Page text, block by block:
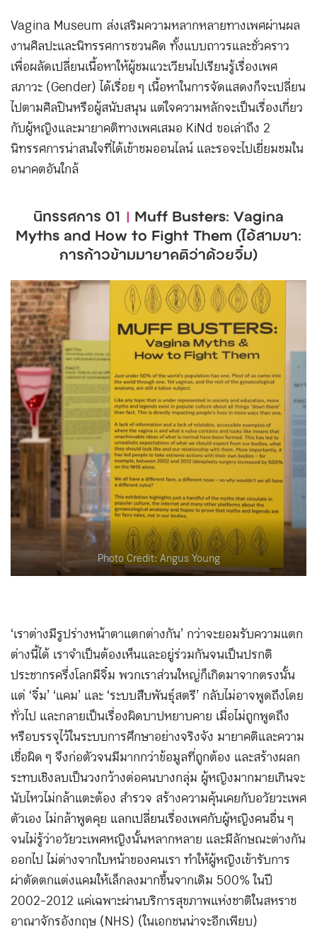
Vagina Museum ส่งเสริมความหลากหลายทางเพศผ่านผล
งานศิลปะและนิทรรศการชวนคิด ทั้งแบบถาวรและชั่วคราว
เพื่อผลัดเปลี่ยนเนื้อหาให้ผู้ชมแวะเวียนไปเรียนรู้เรื่องเพศ
สภาวะ (Gender) ได้เรื่อย ๆ เนื้อหาในการจัดแสดงก็จะเปลี่ยน
ไปตามศิลปินหรือผู้สนับสนุน แต่ใจความหลักจะเป็นเรื่องเกี่ยว
กับผู้หญิงและมายาคติทางเพศเสมอ KiNd ขอเล่าถึง 2
นิทรรศการน่าสนใจที่ได้เข้าชมออนไลน์ และรอจะไปเยี่ยมชมใน
อนาคตอันใกล้
นิทรรศการ 01
Muff Busters: Vagina
Myths and How to Fight Them (ไอ้สามขา:
การก้าวข้ามมายาคติว่าด้วยจิ๋ม)
Photo Credit: Angus Young
‘เราต่างมีรูปร่างหน้าตาแตกต่างกัน’ กว่าจะยอมรับความแตก
ต่างนี้ได้ เราจำเป็นต้องเห็นและอยู่ร่วมกันจนเป็นปรกติ
ประชากรครึ่งโลกมีจิ๋ม พวกเราส่วนใหญ่ก็เกิดมาจากตรงนั้น
แต่ ‘จิ๋ม’ ‘แคม’ และ ‘ระบบสืบพันธุ์สตรี’ กลับไม่อาจพูดถึงโดย
ทั่วไป และกลายเป็นเรื่องผิดบาปหยาบคาย เมื่อไม่ถูกพูดถึง
หรือบรรจุไว้ในระบบการศึกษาอย่างจริงจัง มายาคติและความ
เชื่อผิด ๆ จึงก่อตัวจนมีมากกว่าข้อมูลที่ถูกต้อง และสร้างผลก
ระทบเชิงลบเป็นวงกว้างต่อคนบางกลุ่ม ผู้หญิงมากมายเกินจะ
นับไหวไม่กล้าแตะต้อง สำรวจ สร้างความคุ้นเคยกับอวัยวะเพศ
ตัวเอง ไม่กล้าพูดคุย แลกเปลี่ยนเรื่องเพศกับผู้หญิงคนอื่น ๆ
จนไม่รู้ว่าอวัยวะเพศหญิงนั้นหลากหลาย และมีลักษณะต่างกัน
ออกไป ไม่ต่างจากใบหน้าของคนเรา ทำให้ผู้หญิงเข้ารับการ
ผ่าตัดตกแต่งแคมให้เล็กลงมากขึ้นจากเดิม 500% ในปี
2002-2012 แค่เฉพาะผ่านบริการสุขภาพแห่งชาติในสหราช
อาณาจักรอังกฤษ (NHS) (ในเอกชนน่าจะอีกเพียบ)